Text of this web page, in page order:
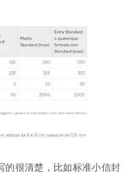
的很清楚，比如标准小信封